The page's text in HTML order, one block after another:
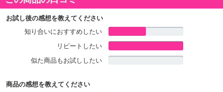
お試し後の感想を教えてください
知り合いにおすすめしたい
リピートしたい
似た商品もお試ししたい
商品の感想を教えてください